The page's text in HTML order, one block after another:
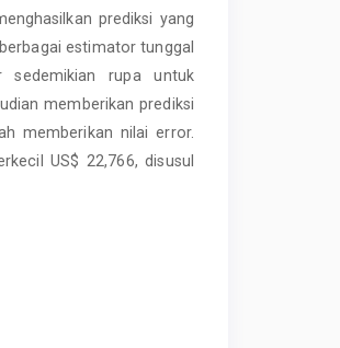
prediksi yang
estimator tunggal
sedemikian rupa untuk
memberikan prediksi
memberikan nilai error.
US$ 22,766, disusul